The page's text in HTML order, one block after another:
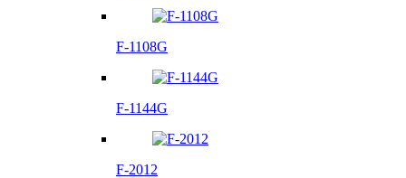
F-1108G
F-1144G
F-2012